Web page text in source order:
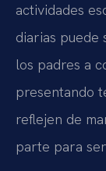
actividades
diarias puede
los padres a
presentando
reflejen de
parte para